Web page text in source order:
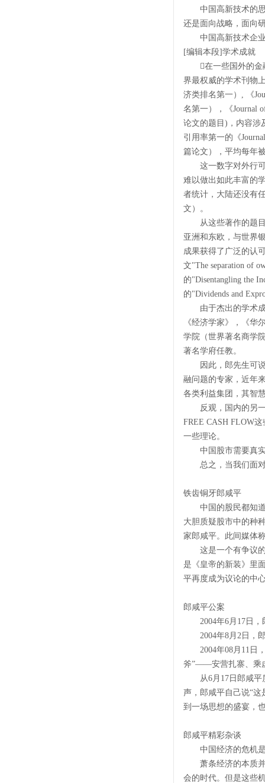
中国高新技术的思
还是面向战略，面向
中国高新技术企业
[编辑本段]学术成就
在一些国外的金融
界最权威的学术刊物
济类排名第一）, 《
名第一），《Journal
论文的题目)，内容涉
引用率第一的《
篇论文），平均每年
这一数字对外行可
难以做出如此丰富的
者统计，大陆还没有
文）。
从这些著作的题目
亚洲和东欧，与世界
成果获得了广泛的认
文"The separation of
的"Disentangling the
的"Dividends and
由于杰出的学术成
《经济学家》，《华
学院（世界著名商学
著名学府任教。
因此，郎先生可说
融问题的专家，近年
各类利益集团，其智
反观，国内的另一
FREE CASH FLOW
一些理论。
中国股市需要真实
总之，当我们面对
铁齿铜牙郎咸平
中国的股民都知道
大胆质疑股市中的种
家郎咸平。此间媒体
这是一个有争议的
是《皇帝的新装》里
平再度成为议论的中
郎咸平公案
2004年6月17日，
2004年8月2日，郎
2004年08月11日，
斧”——安营扎寨、乘
从6月17日郎咸平质
声，郎咸平自己说“
到一场思想的盛宴，
郎咸平精彩杂谈
中国经济的危机是
萧条经济的本质并
会的时代。但是这些